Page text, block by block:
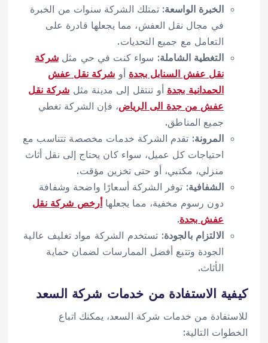
الخبرة الواسعة: تمتلك الشركة سنوات من الخبرة
في مجال نقل العفش، مما يجعلها قادرة على
التعامل مع جميع التحديات.
التغطية الشاملة: سواء كنت في حي مثلشركة
نقل عفش السنابل بجدة أو شركة نقل عفش
الحمدانية بجدة أو تنتقل إلى مدينة مثل شركة نقل
عفش من جدة الى الرياض، فإن الشركة تغطي
جميع المناطق.
المرونة: تقدم الشركة خدمات مخصصة تتناسب مع
احتياجات كل عميل، سواء كان يحتاج إلى نقل أثاث
منزلي، مكتبي، أو حتى تخزين مؤقت.
الشفافية: توفر الشركة أسعارًا واضحة وشفافة
دون رسوم مخفية، مما يجعلها أرخص شركة نقل
عفش بجدة.
الالتزام بالجودة: تستخدم الشركة مواد تغليف عالية
الجودة وتتبع أفضل الممارسات لضمان حماية
الأثاث.
كيفية الاستفادة من خدمات شركة السعد
للاستفادة من خدمات شركة السعد، يمكنك اتباع
الخطوات التالية: